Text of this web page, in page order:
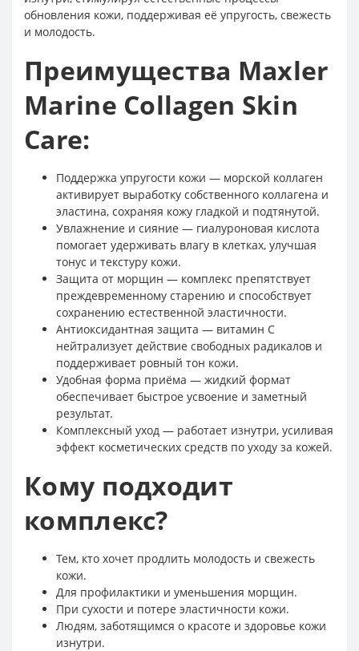
обновления кожи, поддерживая её упругость, свежесть
и молодость.
Преимущества Maxler
Marine Collagen Skin
Care:
Поддержка упругости кожи — морской коллаген
активирует выработку собственного коллагена и
эластина, сохраняя кожу гладкой и подтянутой.
Увлажнение и сияние — гиалуроновая кислота
помогает удерживать влагу в клетках, улучшая
тонус и текстуру кожи.
Защита от морщин — комплекс препятствует
преждевременному старению и способствует
сохранению естественной эластичности.
Антиоксидантная защита — витамин С
нейтрализует действие свободных радикалов и
поддерживает ровный тон кожи.
Удобная форма приёма — жидкий формат
обеспечивает быстрое усвоение и заметный
результат.
Комплексный уход — работает изнутри, усиливая
эффект косметических средств по уходу за кожей.
Кому подходит
комплекс?
Тем, кто хочет продлить молодость и свежесть
кожи.
Для профилактики и уменьшения морщин.
При сухости и потере эластичности кожи.
Людям, заботящимся о красоте и здоровье кожи
изнутри.